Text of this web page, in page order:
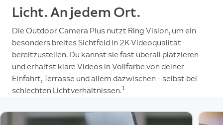
Licht. An jedem Ort.
Die Outdoor Camera Plus nutzt Ring Vision, um ein
besonders breites Sichtfeld in 2K-Videoqualität
bereitzustellen. Du kannst sie fast überall platzieren
und erhältst klare Videos in Vollfarbe von deiner
Einfahrt, Terrasse und allem dazwischen – selbst bei
schlechten Lichtverhältnissen.1